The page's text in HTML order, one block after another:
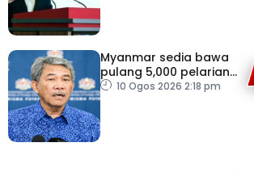
Myanmar sedia bawa
pulang 5,000 pelarian
guna kapal
10 Ogos 2026 2:18 pm